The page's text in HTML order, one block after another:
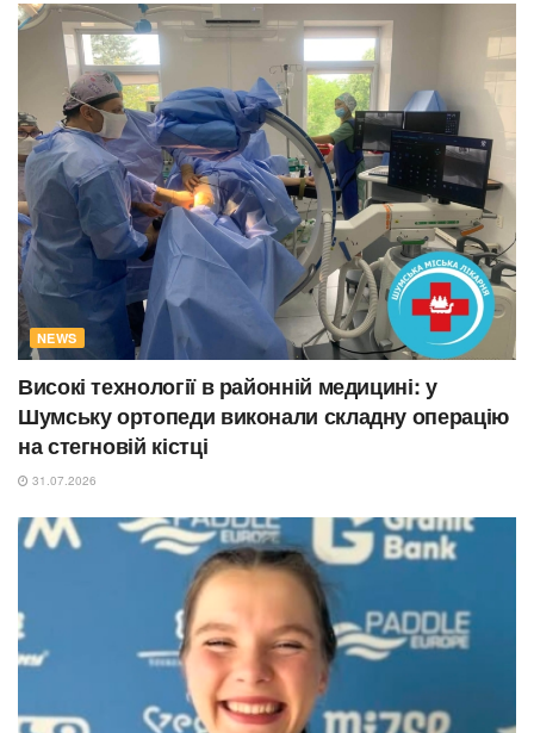
NEWS
Високі технології в районній медицині: у
Шумську ортопеди виконали складну операцію
на стегновій кістці
31.07.2026